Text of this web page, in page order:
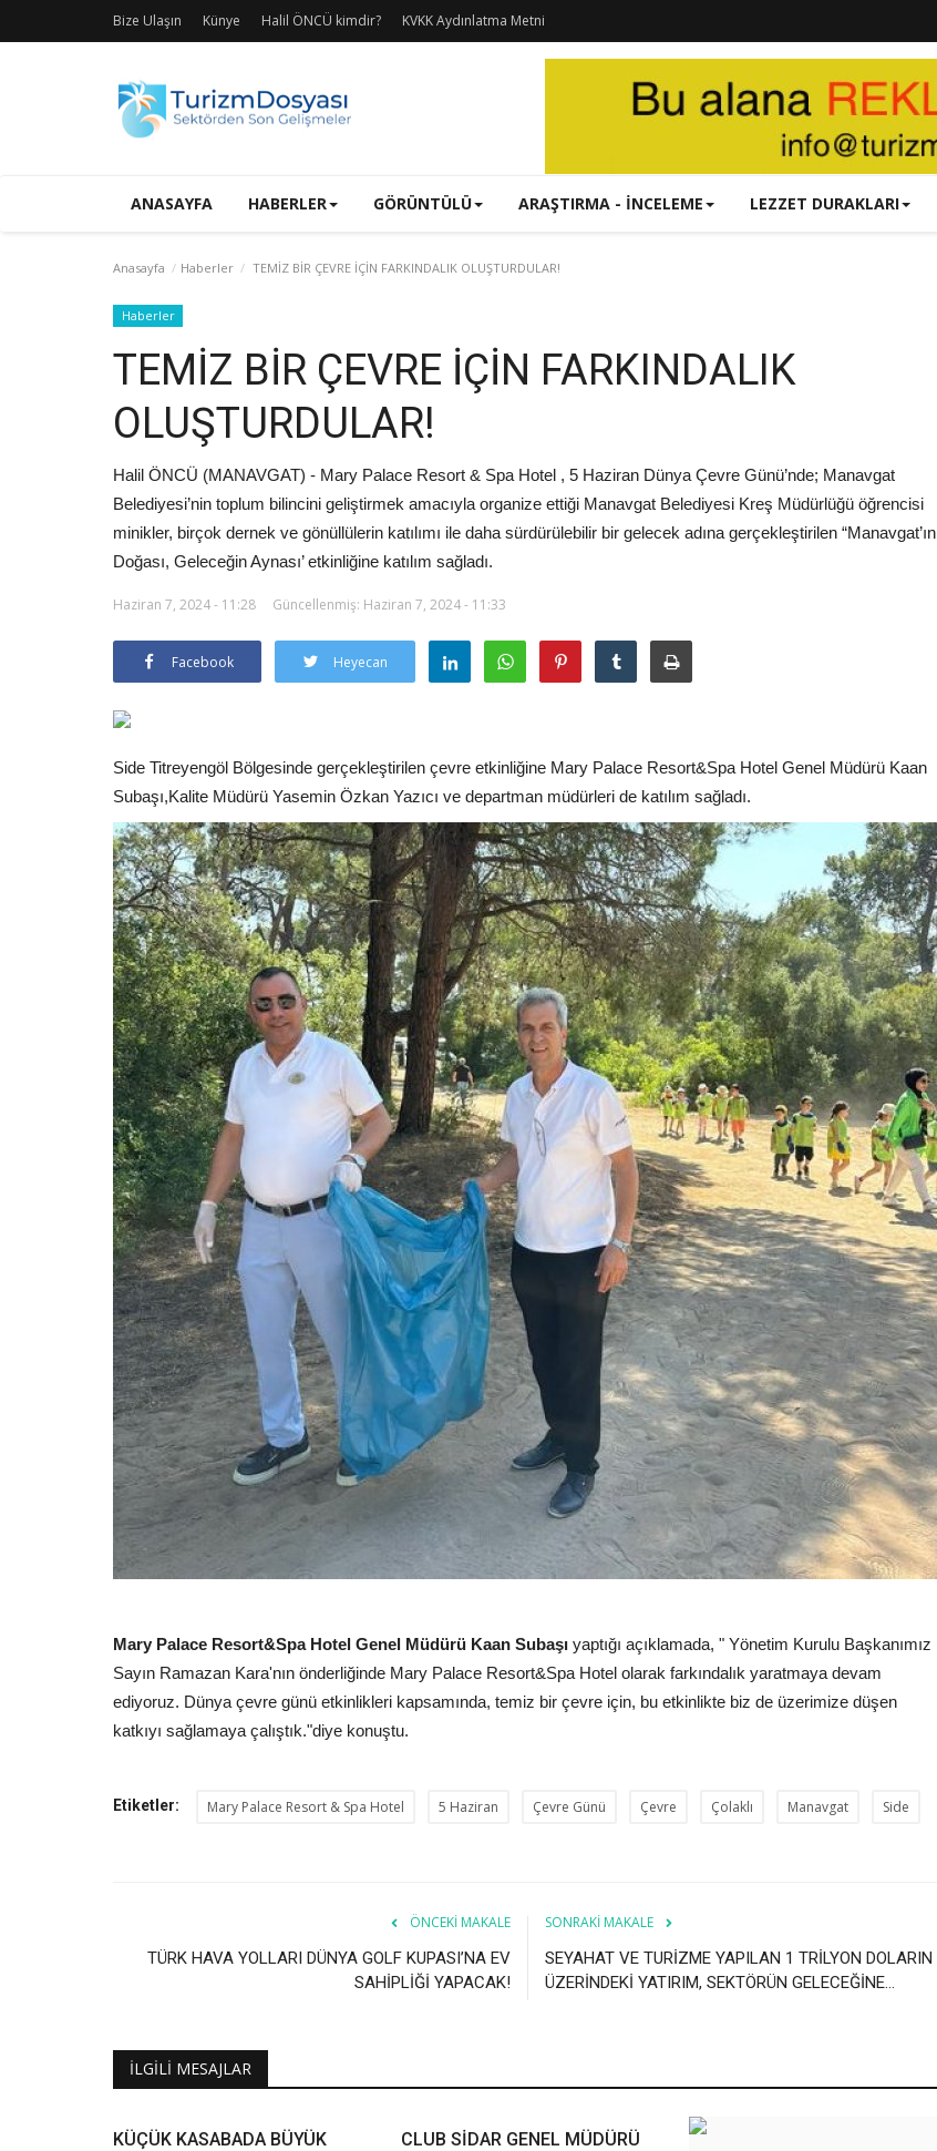
Bize Ulaşın Künye Halil ÖNCÜ kimdir? KVKK Aydınlatma Metni
ANASAYFA HABERLER GÖRÜNTÜLÜ ARAŞTIRMA - İNCELEME LEZZET DURAKLARI
Anasayfa Haberler TEMİZ BİR ÇEVRE İÇİN FARKINDALIK OLUŞTURDULAR!
Haberler
TEMİZ BİR ÇEVRE İÇİN FARKINDALIK
OLUŞTURDULAR!
Halil ÖNCÜ (MANAVGAT) - Mary Palace Resort & Spa Hotel , 5 Haziran Dünya Çevre Günü’nde; Manavgat
Belediyesi’nin toplum bilincini geliştirmek amacıyla organize ettiği Manavgat Belediyesi Kreş Müdürlüğü öğrencisi
minikler, birçok dernek ve gönüllülerin katılımı ile daha sürdürülebilir bir gelecek adına gerçekleştirilen “Manavgat’ın
Doğası, Geleceğin Aynası’ etkinliğine katılım sağladı.
Haziran 7, 2024 - 11:28 Güncellenmiş: Haziran 7, 2024 - 11:33
Facebook Heyecan
Side Titreyengöl Bölgesinde gerçekleştirilen çevre etkinliğine Mary Palace Resort&Spa Hotel Genel Müdürü Kaan
Subaşı,Kalite Müdürü Yasemin Özkan Yazıcı ve departman müdürleri de katılım sağladı.
Mary Palace Resort&Spa Hotel Genel Müdürü Kaan Subaşı yaptığı açıklamada, " Yönetim Kurulu Başkanımız
Sayın Ramazan Kara'nın önderliğinde Mary Palace Resort&Spa Hotel olarak farkındalık yaratmaya devam
ediyoruz. Dünya çevre günü etkinlikleri kapsamında, temiz bir çevre için, bu etkinlikte biz de üzerimize düşen
katkıyı sağlamaya çalıştık."diye konuştu.
Etiketler: Mary Palace Resort & Spa Hotel 5 Haziran Çevre Günü Çevre Çolaklı Manavgat Side
ÖNCEKI MAKALE
TÜRK HAVA YOLLARI DÜNYA GOLF KUPASI’NA EV
SAHİPLİĞİ YAPACAK!
SONRAKI MAKALE
SEYAHAT VE TURİZME YAPILAN 1 TRİLYON DOLARIN
ÜZERİNDEKİ YATIRIM, SEKTÖRÜN GELECEĞİNE...
İLGILI MESAJLAR
KÜÇÜK KASABADA BÜYÜK
CLUB SİDAR GENEL MÜDÜRÜ